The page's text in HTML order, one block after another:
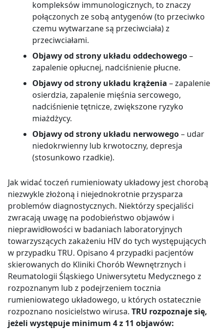
kompleksów immunologicznych, to znaczy
połączonych ze sobą antygenów (to przeciwko
czemu wytwarzane są przeciwciała) z
przeciwciałami.
Objawy od strony układu oddechowego–
zapalenie opłucnej, nadciśnienie płucne.
Objawy od strony układu krążenia – zapalenie
osierdzia, zapalenie mięśnia sercowego,
nadciśnienie tętnicze, zwiększone ryzyko
miażdżycy.
Objawy od strony układu nerwowego– udar
niedokrwienny lub krwotoczny, depresja
(stosunkowo rzadkie).
Jak widać toczeń rumieniowaty układowy jest chorobą
niezwykle złożoną i niejednokrotnie przysparza
problemów diagnostycznych. Niektórzy specjaliści
zwracają uwagę na podobieństwo objawów i
nieprawidłowości w badaniach laboratoryjnych
towarzyszących zakażeniu HIV do tych występujących
w przypadku TRU. Opisano 4 przypadki pacjentów
skierowanych do Kliniki Chorób Wewnętrznych i
Reumatologii Śląskiego Uniwersytetu Medycznego z
rozpoznanym lub z podejrzeniem tocznia
rumieniowatego układowego, u których ostatecznie
rozpoznano nosicielstwo wirusa. TRU rozpoznaje się,
jeżeli występuje minimum 4 z 11 objawów: